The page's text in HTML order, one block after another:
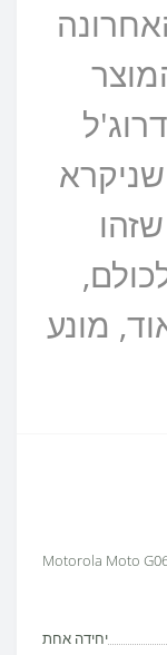
בשפת התעשייה TPU שזהו
מונע
Motorola Moto
יחידה אחת